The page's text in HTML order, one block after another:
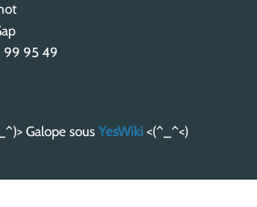
99 95 49
Galope sousYesWiki <(^_^<)